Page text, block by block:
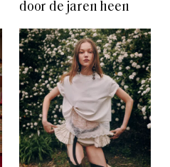
door de jaren heen